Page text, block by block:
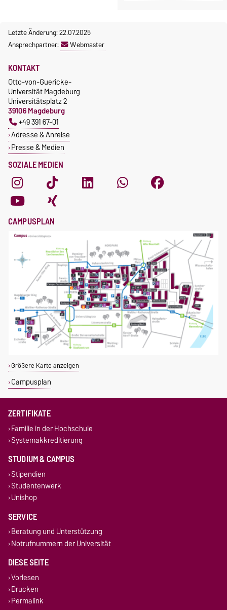
Letzte Änderung: 22.07.2025
Ansprechpartner:
Webmaster
SOZIALE MEDIEN
KONTAKT
Otto-von-Guericke-
Universität Magdeburg
Universitätsplatz 2
39106 Magdeburg
+49 391 67-01
Adresse & Anreise
Presse & Medien
CAMPUSPLAN
Größere Karte anzeigen
Campusplan
ZERTIFIKATE
Familie in der Hochschule
Systemakkreditierung
STUDIUM & CAMPUS
Stipendien
Studentenwerk
Unishop
SERVICE
Beratung und Unterstützung
Notrufnummern der Universität
DIESE SEITE
Vorlesen
Drucken
Permalink